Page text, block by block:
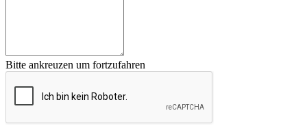
Bitte ankreuzen um fortzufahren